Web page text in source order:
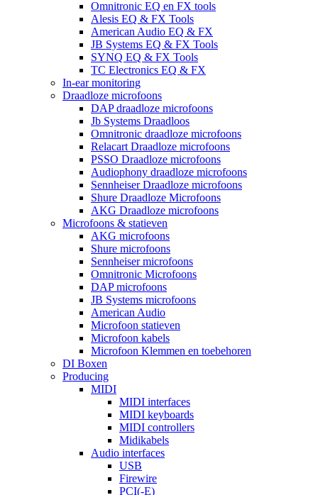
Omnitronic EQ en FX tools
Alesis EQ & FX Tools
American Audio EQ & FX
JB Systems EQ & FX Tools
SYNQ EQ & FX Tools
TC Electronics EQ & FX
In-ear monitoring
Draadloze microfoons
DAP draadloze microfoons
Jb Systems Draadloos
Omnitronic draadloze microfoons
Relacart Draadloze microfoons
PSSO Draadloze microfoons
Audiophony draadloze microfoons
Sennheiser Draadloze microfoons
Shure Draadloze Microfoons
AKG Draadloze microfoons
Microfoons & statieven
AKG microfoons
Shure microfoons
Sennheiser microfoons
Omnitronic Microfoons
DAP microfoons
JB Systems microfoons
American Audio
Microfoon statieven
Microfoon kabels
Microfoon Klemmen en toebehoren
DI Boxen
Producing
MIDI
MIDI interfaces
MIDI keyboards
MIDI controllers
Midikabels
Audio interfaces
USB
Firewire
PCI(-E)